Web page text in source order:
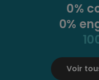
0%
0%
Voir